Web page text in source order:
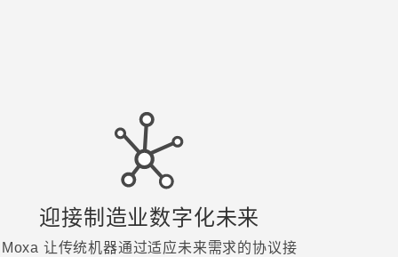
迎接制造业数字化未来
Moxa 让传统机器通过适应未来需求的协议接